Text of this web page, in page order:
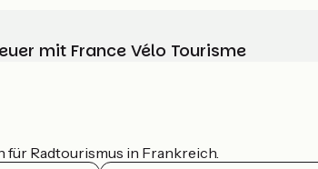
mit France Vélo Tourisme
für Radtourismus in Frankreich.